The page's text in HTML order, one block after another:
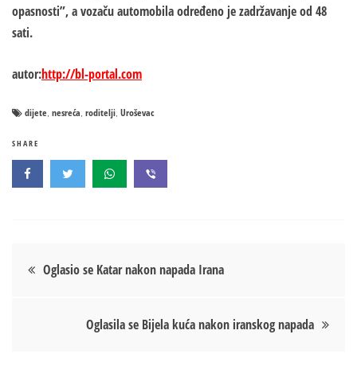
opasnosti”, a vozaču automobila određeno je zadržavanje od 48
sati.
autor:http://bl-portal.com
dijete, nesreća, roditelji, Uroševac
SHARE
Кретање
Oglasio se Katar nakon napada Irana
Oglasila se Bijela kuća nakon iranskog napada